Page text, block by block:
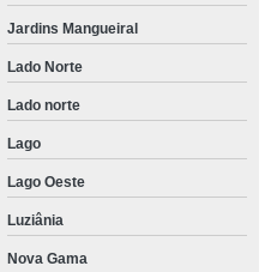
Jardins Mangueiral
Lado Norte
Lado norte
Lago
Lago Oeste
Luziânia
Nova Gama